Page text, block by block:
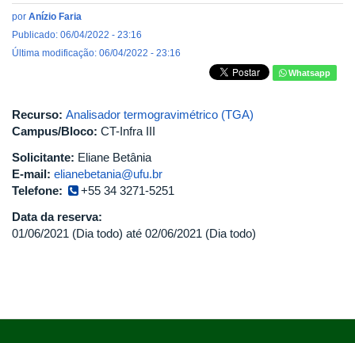
por Anízio Faria
Publicado: 06/04/2022 - 23:16
Última modificação: 06/04/2022 - 23:16
Whatsapp
Recurso: Analisador termogravimétrico (TGA)
Campus/Bloco: CT-Infra III
Solicitante: Eliane Betânia
E-mail: elianebetania@ufu.br
Telefone:
+55 34 3271-5251
Data da reserva:
01/06/2021 (Dia todo) até 02/06/2021 (Dia todo)